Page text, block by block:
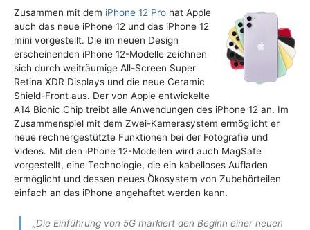
Zusammen mit dem iPhone 12 Pro hat Apple
auch das neue iPhone 12 und das iPhone 12
mini vorgestellt. Die im neuen Design
erscheinenden iPhone 12-Modelle zeichnen
sich durch weiträumige All-Screen Super
Retina XDR Displays und die neue Ceramic
Shield-Front aus. Der von Apple entwickelte
A14 Bionic Chip treibt alle Anwendungen des iPhone 12 an. Im
Zusammenspiel mit dem Zwei-Kamerasystem ermöglicht er
neue rechnergestützte Funktionen bei der Fotografie und
Videos. Mit den iPhone 12-Modellen wird auch MagSafe
vorgestellt, eine Technologie, die ein kabelloses Aufladen
ermöglicht und dessen neues Ökosystem von Zubehörteilen
einfach an das iPhone angehaftet werden kann.
„Die Einführung von 5G markiert den Beginn einer neuen